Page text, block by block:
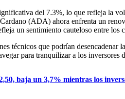
del 7.3%, lo que refleja la
(ADA) ahora enfrenta un
un sentimiento cauteloso entre los
técnicos que podrían
para tranquilizar a los inversores
baja un 3,7% mientras los